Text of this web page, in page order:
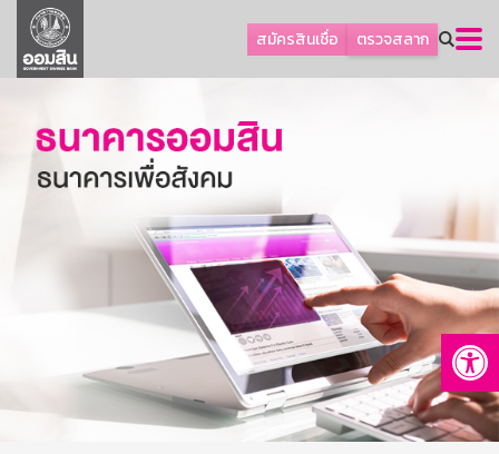
สมัครสินเชื่อ ตรวจสลาก
ลูกค้าธุรกิจ
ลูกค้าผู้ประกอบรายย่อย
ออมเพื่อสุข
เกี่ยวกับธนาคาร
การพัฒนาที่ยั่งยืน
บริการทางการเงิน
ติดต่อเรา
บริการออนไลน์